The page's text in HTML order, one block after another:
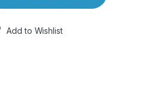
Add to Wishlist